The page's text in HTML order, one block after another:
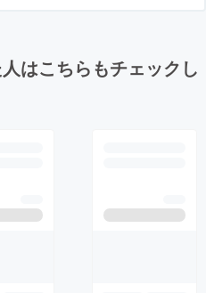
はこちらもチェックし